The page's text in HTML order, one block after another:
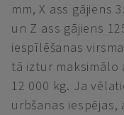
mm, X ass gājiens
un Z ass gājiens
iespīlēšanas
tā iztur maksimālo
12 000 kg. Ja
urbšanas iespējas,